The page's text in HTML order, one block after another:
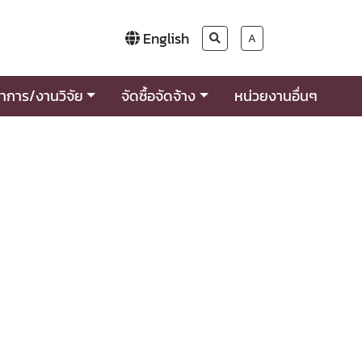
English A
การ/งานวิจัย จัดซื้อจัดจ้าง หน่วยงานอื่นๆ